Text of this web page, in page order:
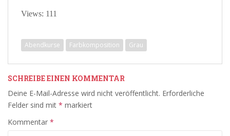
Views: 111
Abendkurse Farbkomposition Grau
SCHREIBE EINEN KOMMENTAR
Deine E-Mail-Adresse wird nicht veröffentlicht. Erforderliche
Felder sind mit * markiert
Kommentar *